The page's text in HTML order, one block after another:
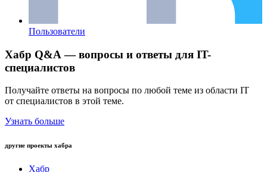
Пользователи
Хабр Q&A — вопросы и ответы для IT-
специалистов
Получайте ответы на вопросы по любой теме из области IT
от специалистов в этой теме.
Узнать больше
другие проекты хабра
Хабр